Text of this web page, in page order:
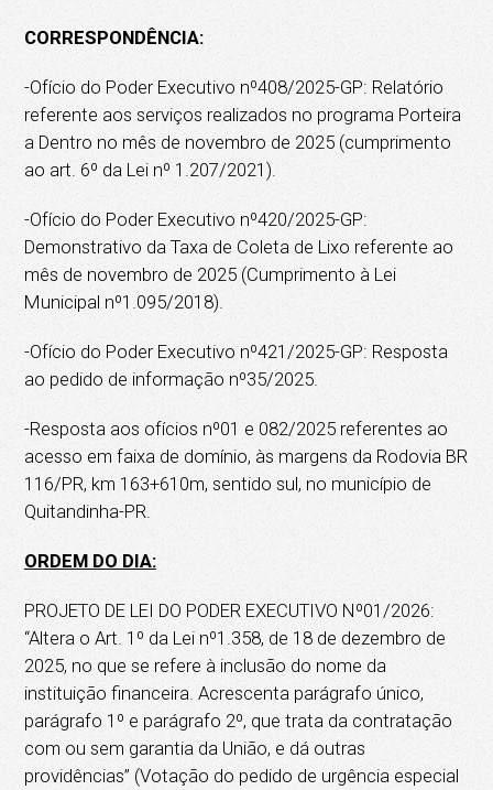
CORRESPONDÊNCIA:
-Ofício do Poder Executivo nº408/2025-GP: Relatório
referente aos serviços realizados no programa Porteira
a Dentro no mês de novembro de 2025 (cumprimento
ao art. 6º da Lei nº 1.207/2021).
-Ofício do Poder Executivo nº420/2025-GP:
Demonstrativo da Taxa de Coleta de Lixo referente ao
mês de novembro de 2025 (Cumprimento à Lei
Municipal nº1.095/2018).
-Ofício do Poder Executivo nº421/2025-GP: Resposta
ao pedido de informação nº35/2025.
-Resposta aos ofícios nº01 e 082/2025 referentes ao
acesso em faixa de domínio, às margens da Rodovia BR
116/PR, km 163+610m, sentido sul, no município de
Quitandinha-PR.
ORDEM DO DIA:
PROJETO DE LEI DO PODER EXECUTIVO Nº01/2026:
“Altera o Art. 1º da Lei nº1.358, de 18 de dezembro de
2025, no que se refere à inclusão do nome da
instituição financeira. Acrescenta parágrafo único,
parágrafo 1º e parágrafo 2º, que trata da contratação
com ou sem garantia da União, e dá outras
providências” (Votação do pedido de urgência especial